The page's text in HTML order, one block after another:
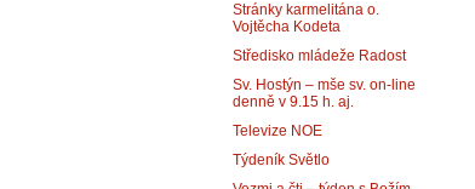
Stránky karmelitána o.
Vojtěcha Kodeta
Středisko mládeže Radost
Sv. Hostýn – mše sv. on-line
denně v 9.15 h. aj.
Televize NOE
Týdeník Světlo